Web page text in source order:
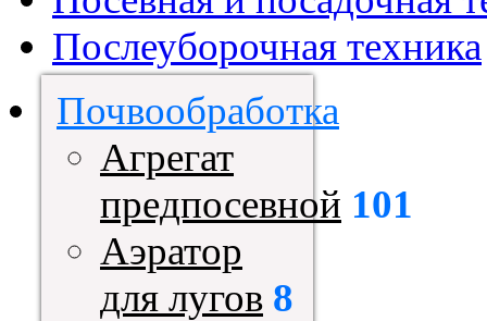
Послеуборочная техника
Почвообработка
Агрегат
предпосевной 101
Аэратор
для лугов 8